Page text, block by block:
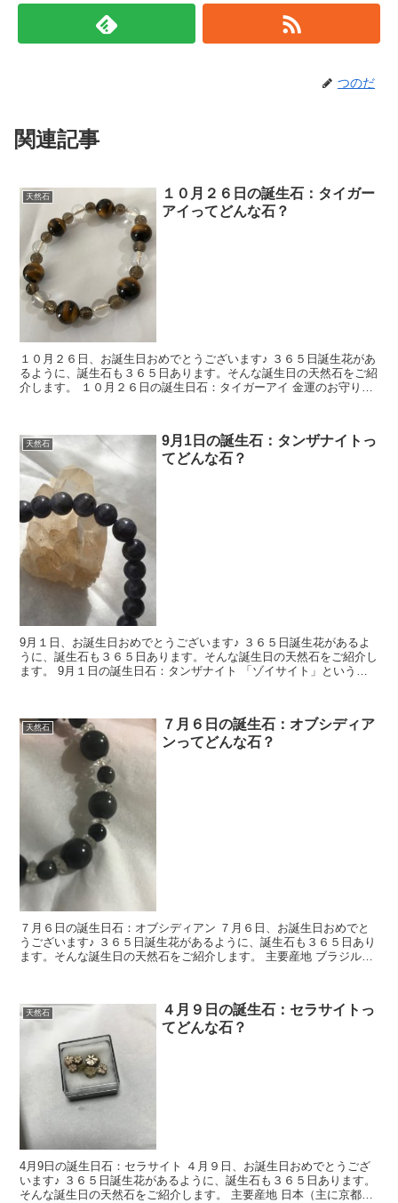
つのだ
関連記事
天然石
１０月２６日の誕生石：タイガー
アイってどんな石？
１０月２６日、お誕生日おめでとうございます♪ ３６５日誕生花があ
るように、誕生石も３６５日あります。そんな誕生日の天然石をご紹
介します。 １０月２６日の誕生日石：タイガーアイ 金運のお守りに
天然石
9月1日の誕生石：タンザナイトっ
てどんな石？
9月１日、お誕生日おめでとうございます♪ ３６５日誕生花があるよ
うに、誕生石も３６５日あります。そんな誕生日の天然石をご紹介し
ます。 9月１日の誕生日石：タンザナイト 「ゾイサイト」という鉱
天然石
７月６日の誕生石：オブシディア
ンってどんな石？
７月６日の誕生日石：オブシディアン ７月６日、お誕生日おめでと
うございます♪ ３６５日誕生花があるように、誕生石も３６５日あり
ます。そんな誕生日の天然石をご紹介します。 主要産地 ブラジル・
天然石
４月９日の誕生石：セラサイトっ
てどんな石？
4月9日の誕生日石：セラサイト ４月９日、お誕生日おめでとうござ
います♪ ３６５日誕生花があるように、誕生石も３６５日あります。
そんな誕生日の天然石をご紹介します。 主要産地 日本（主に京都）